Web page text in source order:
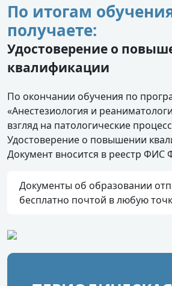
По итогам
получаете:
Удостоверение о
квалификации
По окончании обучения по
«Анестезиология и
взгляд на патологические
Удостоверение о повышении
Документ вносится в реестр
Документы об образовании
бесплатно почтой в любую